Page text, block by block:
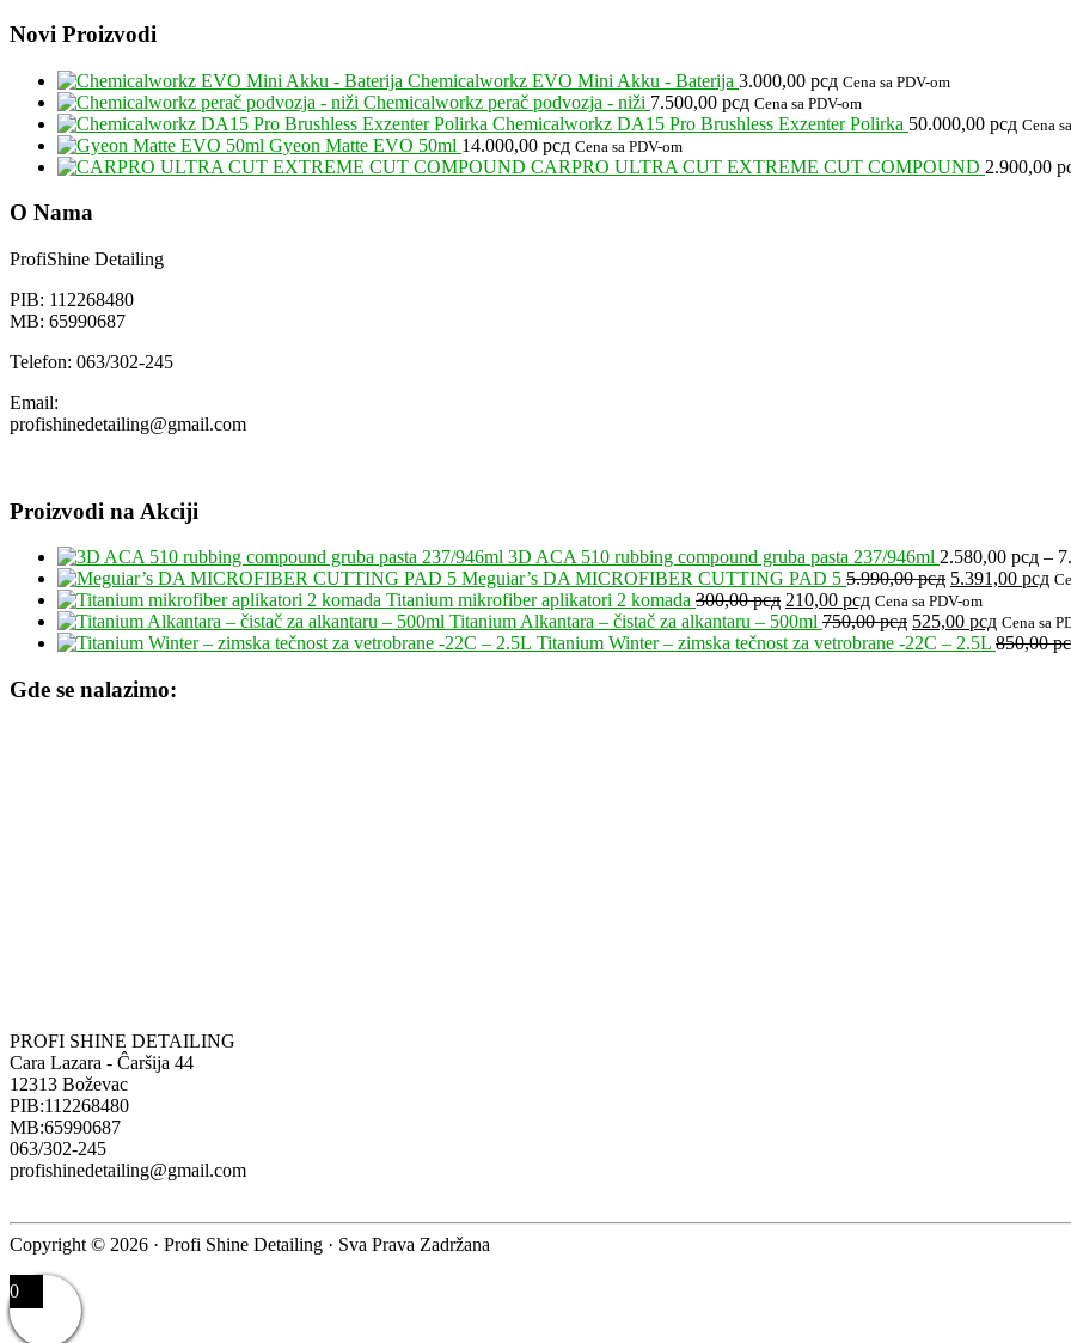
Footer
Novi Proizvodi
Chemicalworkz EVO Mini Akku - Baterija 3.000,00 рсд Cena sa PDV-om
Chemicalworkz perač podvozja - niži 7.500,00 рсд Cena sa PDV-om
Chemicalworkz DA15 Pro Brushless Exzenter Polirka 50.000,00 рсд Cena
Gyeon Matte EVO 50ml 14.000,00 рсд Cena sa PDV-om
CARPRO ULTRA CUT EXTREME CUT COMPOUND 2.900,00
O Nama
ProfiShine Detailing
PIB: 112268480
MB: 65990687
Telefon: 063/302-245
Email:
profishinedetailing@gmail.com
Proizvodi na Akciji
3D ACA 510 rubbing compound gruba pasta 237/946ml 2.580,00 рсд –
Meguiar’s DA MICROFIBER CUTTING PAD 5 5.990,00рсд Originalna
cena
je
bila:
5.391,00 рсд
je:
Titanium mikrofiber aplikatori 2 komada 300,00рсд Originalna
cena
je
210,00 рсдTrenutna
cena
je:
Cena sa PDV-om
Titanium Alkantara – čistač za alkantaru – 500ml 750,00рсд Originalna
cena
525,00 рсдTrenutna
cena
Cena sa
Titanium Winter – zimska tečnost za vetrobrane -22C – 2.5L 850,00
Gde se nalazimo:
PROFI SHINE DETAILING
Cara Lazara - Ĉaršija 44
12313 Boževac
PIB:112268480
MB:65990687
063/302-245
profishinedetailing@gmail.com
Copyright © 2026 · Profi Shine Detailing · Sva Prava Zadržana
0